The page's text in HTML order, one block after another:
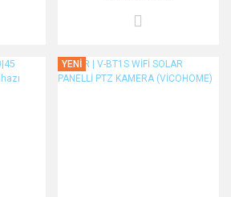
YENİ